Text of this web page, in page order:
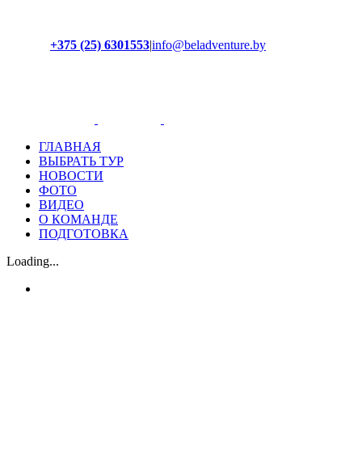
+375 (25) 6301553|info@beladventure.by
ГЛАВНАЯ
ВЫБРАТЬ ТУР
НОВОСТИ
ФОТО
ВИДЕО
О КОМАНДЕ
ПОДГОТОВКА
Loading...